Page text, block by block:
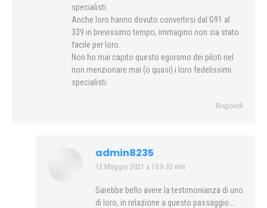
specialisti.
Anche loro hanno dovuto convertirsi dal G91 al
339 in brevissimo tempo, immagino non sia stato
facile per loro.
Non ho mai capito questo egoismo dei piloti nel
non menzionare mai (o quasi) i loro fedelissimi
specialisti.
Rispondi
admin8235
says:
13 Maggio 2021 a 15 h 32 min
Sarebbe bello avere la testimonianza di uno
di loro, in relazione a questo passaggio….